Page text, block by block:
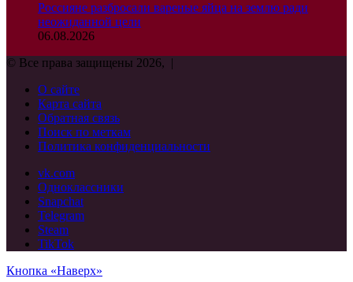
Россияне разбросали вареные яйца на землю ради
неожиданной цели
06.08.2026
© Все права защищены 2026, |
О сайте
Карта сайта
Обратная связь
Поиск по меткам
Политика конфиденциальности
vk.com
Одноклассники
Snapchat
Telegram
Steam
TikTok
Кнопка «Наверх»